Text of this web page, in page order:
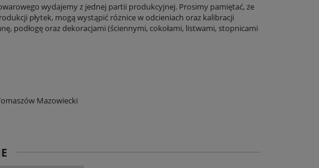
wydajemy z jednej partii produkcyjnej. Prosimy pamiętać, że
płytek, mogą wystąpić różnice w odcieniach oraz kalibracji
podłogę oraz dekoracjami (ściennymi, cokołami, listwami, stopnicami
Mazowiecki